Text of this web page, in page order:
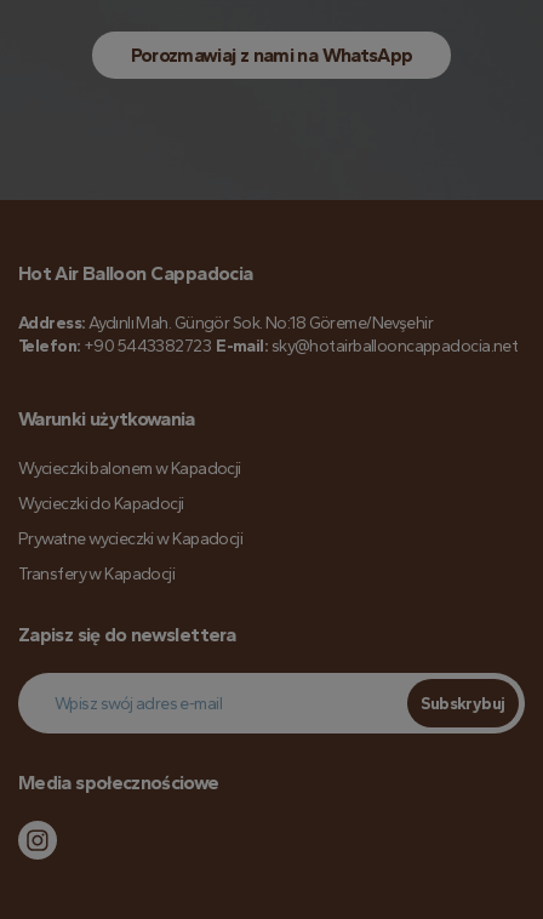
Porozmawiaj z nami na WhatsApp
Hot Air Balloon Cappadocia
Address:Aydınlı Mah. Güngör Sok. No:18 Göreme/Nevşehir
Telefon: +90 5443382723 E-mail: sky@hotairballooncappadocia.net
Warunki użytkowania
Wycieczki balonem w Kapadocji
Wycieczki do Kapadocji
Prywatne wycieczki w Kapadocji
Transfery w Kapadocji
Zapisz się do newslettera
Subskrybuj
Media społecznościowe